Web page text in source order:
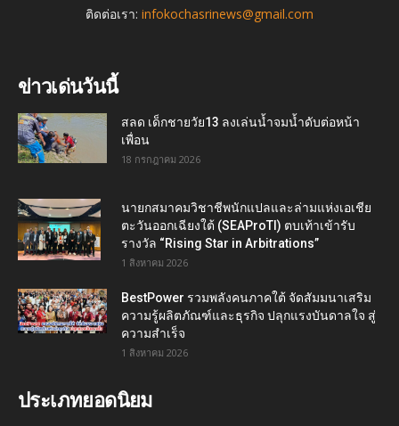
ติดต่อเรา: infokochasrinews@gmail.com
ข่าวเด่นวันนี้
สลด เด็กชายวัย13 ลงเล่นน้ำจมน้ำดับต่อหน้า
เพื่อน
18 กรกฎาคม 2026
นายกสมาคมวิชาชีพนักแปลและล่ามแห่งเอเชีย
ตะวันออกเฉียงใต้ (SEAProTI) ตบเท้าเข้ารับ
รางวัล “Rising Star in Arbitrations”
1 สิงหาคม 2026
BestPower รวมพลังคนภาคใต้ จัดสัมมนาเสริม
ความรู้ผลิตภัณฑ์และธุรกิจ ปลุกแรงบันดาลใจ สู่
ความสำเร็จ
1 สิงหาคม 2026
ประเภทยอดนิยม